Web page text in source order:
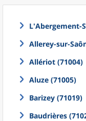
L'Abergement-
Allerey-sur-
Allériot (71004)
Aluze (71005)
Barizey (71019)
Baudrières